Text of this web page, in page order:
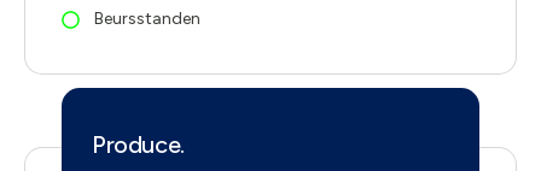
Beursstanden
Produce.